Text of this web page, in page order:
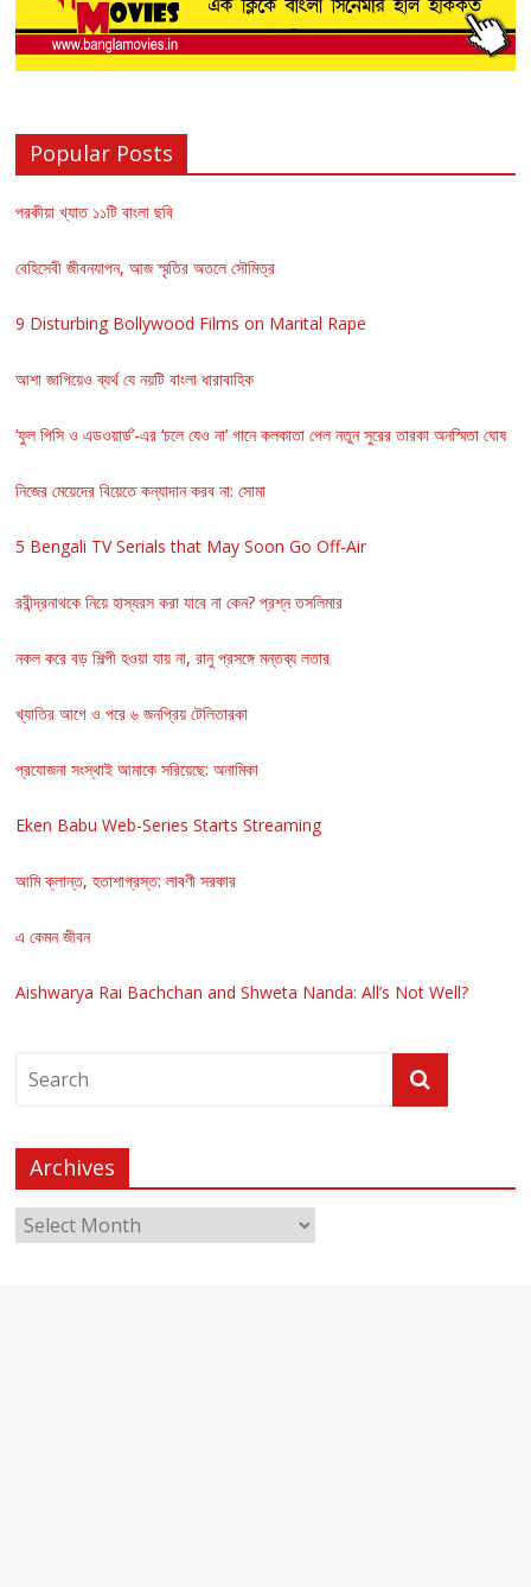
Popular Posts
পরকীয়া খ্যাত ১১টি বাংলা ছবি
বেহিসেবী জীবনযাপন, আজ স্মৃতির অতলে সৌমিত্র
9 Disturbing Bollywood Films on Marital Rape
আশা জাগিয়েও ব্যর্থ যে নয়টি বাংলা ধারাবাহিক
‘ফুল পিসি ও এডওয়ার্ড’-এর ‘চলে যেও না’ গানে কলকাতা পেল নতুন সুরের তারকা অনস্মিতা ঘোষ
নিজের মেয়েদের বিয়েতে কন্যাদান করব না: সোমা
5 Bengali TV Serials that May Soon Go Off-Air
রবীন্দ্রনাথকে নিয়ে হাস্যরস করা যাবে না কেন? প্রশ্ন তসলিমার
নকল করে বড় শিল্পী হওয়া যায় না, রানু প্রসঙ্গে মন্তব্য লতার
খ্যাতির আগে ও পরে ৬ জনপ্রিয় টেলিতারকা
প্রযোজনা সংস্থাই আমাকে সরিয়েছে: অনামিকা
Eken Babu Web-Series Starts Streaming
আমি ক্লান্ত, হতাশাগ্রস্ত: লাবণী সরকার
এ কেমন জীবন
Aishwarya Rai Bachchan and Shweta Nanda: All’s Not Well?
Archives